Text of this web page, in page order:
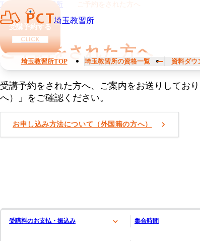
埼玉教習所
埼玉教習所TOP 埼玉教習所の資格一覧 資料ダウ
受講予約する
CLICK
TOP 埼玉教習所 ご予約をされた方へ
ご予約をされた方へ
受講予約をされた方へ、ご案内をお送りしてお
へ）」をご確認ください。
お申し込み方法について（外国籍の方へ）
受講料のお支払・振込み 集合時間